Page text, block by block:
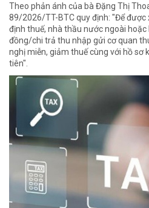
Theo phản ánh của bà Đặng Thị
89/2026/TT-BTC quy định: "Để được
định thuế, nhà thầu nước ngoài hoặc
đồng/chi trả thu nhập gửi cơ quan
nghị miễn, giảm thuế cùng với hồ sơ
tiên".